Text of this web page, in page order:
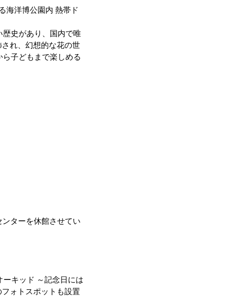
海洋博公園内 熱帯ド
史があり、国内で唯
れ、幻想的な花の世
子どもまで楽しめる
ターを休館させてい
キッド ～記念日には
ォトスポットも設置